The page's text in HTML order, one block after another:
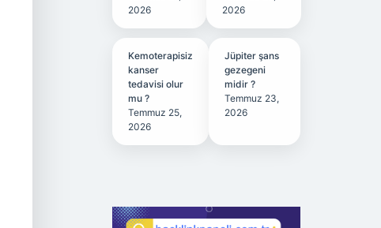
2026
2026
Kemoterapisiz
kanser
tedavisi olur
mu ?
Temmuz 25,
2026
Jüpiter şans
gezegeni
midir ?
Temmuz 23,
2026